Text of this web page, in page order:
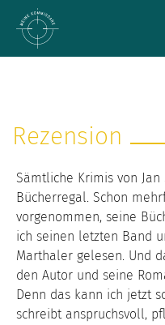
Rezension
Sämtliche Krimis von
Bücherregal. Schon
vorgenommen, seine
ich seinen letzten Band
Marthaler gelesen. Und
den Autor und seine
Denn das kann ich jetzt
schreibt anspruchsvoll,